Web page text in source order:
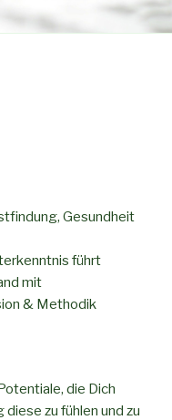
Gesundheit
führt
mit
& Methodik
die Dich
zu fühlen und zu